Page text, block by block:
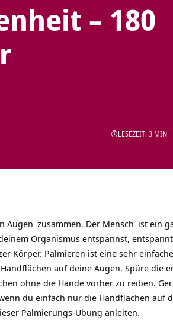
– 180
LESEZEIT: 3 MIN
Augen zusammen. Der Mensch ist ein
Organismus entspannst,
Körper. Palmieren ist eine sehr
auf deine Augen. Spüre die
ohne die Hände vorher zu reiben.
du einfach nur die Handflächen auf
Palmierungs-Übung anleiten.